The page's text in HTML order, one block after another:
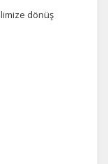
dönüş